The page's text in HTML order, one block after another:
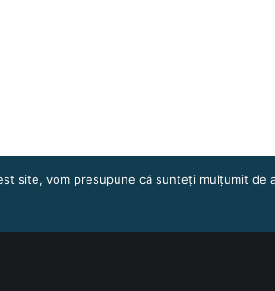
site, vom presupune că sunteți mulțumit de